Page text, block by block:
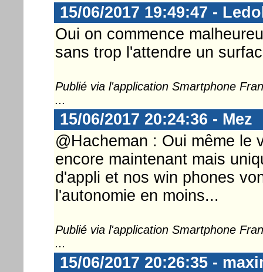
15/06/2017 19:49:47 -
Oui on commence
sans trop l'attendre un
Publié via l'application Smartphone
...
15/06/2017 20:24:36 - Mez
@Hacheman : Oui même le
encore maintenant mais
d'appli et nos win phones
l'autonomie en moins...
Publié via l'application Smartphone
...
15/06/2017 20:26:35 -